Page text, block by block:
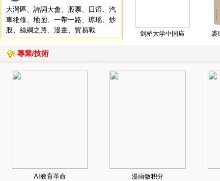
大灣區
詩詞大會 股票 日语
汽
車維修
地图 一帶一路 琼瑶
炒
股
絲綢之路 漫畫 貿易戰 剑桥大学中国庙 裘
專業/技術
AI教育革命 漫画微积分